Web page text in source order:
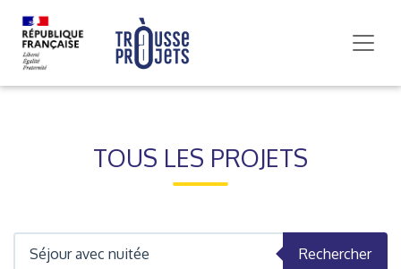
TOUS LES PROJETS
Rechercher